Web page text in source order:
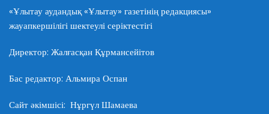
«Ұлытау аудандық «Ұлытау» газетінің редакциясы»
жауапкершілігі шектеулі серіктестігі
Директор: Жалғасқан Құрмансейітов
Бас редактор: Альмира Оспан
Сайт әкімшісі: Нұргүл Шамаева